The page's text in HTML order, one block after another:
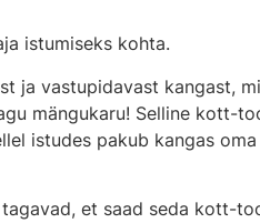
istumiseks kohta.
ja vastupidavast kangast,
mängukaru! Selline kott-
istudes pakub kangas oma
et saad seda kott-